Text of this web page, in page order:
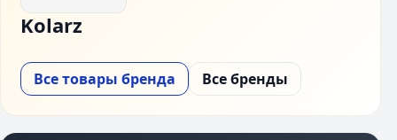
Kolarz
Все товары бренда Все бренды